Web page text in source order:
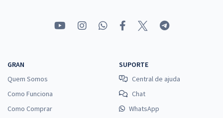
GRAN
Quem Somos
Como Funciona
Como Comprar
SUPORTE
Central de ajuda
Chat
WhatsApp